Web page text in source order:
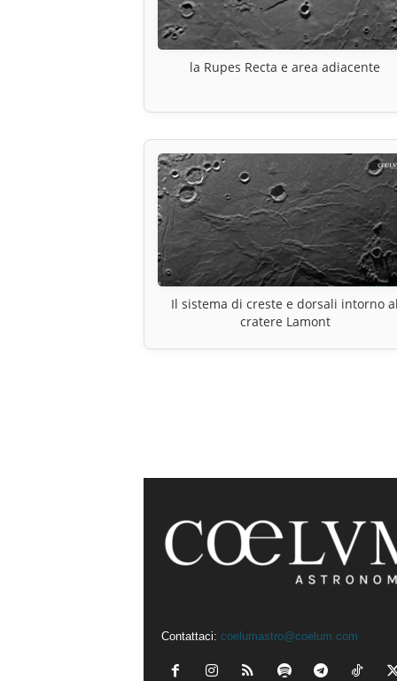
la Rupes Recta e area adiacente
Il sistema di creste e dorsali intorno al
cratere Lamont
Contattaci: coelumastro@coelum.com